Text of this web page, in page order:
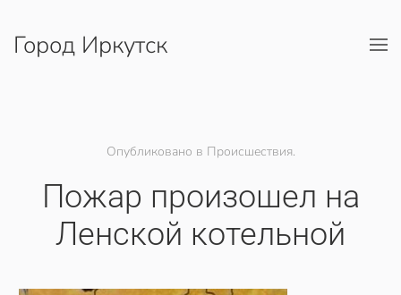
Перейти к содержимому
Город Иркутск
Опубликовано в Происшествия.
Пожар произошел на
Ленской котельной